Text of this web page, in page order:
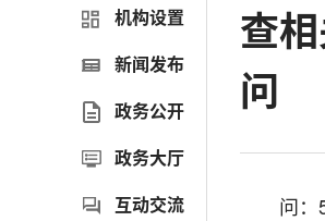
查
问
问
机构设置
新闻发布
政务公开
政务大厅
互动交流